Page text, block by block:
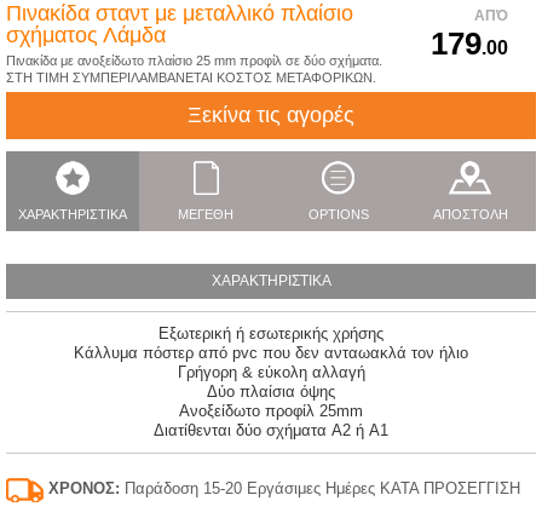
ΑΠΌ
179.00
Πινακίδα σταντ με μεταλλικό πλαίσιο
σχήματος Λάμδα
Πινακίδα με ανοξείδωτο πλαίσιο 25 mm προφίλ σε δύο σχήματα.
ΣΤΗ ΤΙΜΗ ΣΥΜΠΕΡΙΛΑΜΒΑΝΕΤΑΙ ΚΟΣΤΟΣ ΜΕΤΑΦΟΡΙΚΩΝ.
Ξεκίνα τις αγορές
ΧΑΡΑΚΤΗΡΙΣΤΙΚΑ ΜΕΓΕΘΗ OPTIONS ΑΠΟΣΤΟΛΗ
ΧΑΡΑΚΤΗΡΙΣΤΙΚΑ
Εξωτερική ή εσωτερικής χρήσης
Κάλλυμα πόστερ από pvc που δεν ανταωακλά τον ήλιο
Γρήγορη & εύκολη αλλαγή
Δύο πλαίσια όψης
Ανοξείδωτο προφίλ 25mm
Διατίθενται δύο σχήματα A2 ή A1
ΧΡΟΝΟΣ: Παράδοση 15-20 Εργάσιμες Ημέρες ΚΑΤΑ ΠΡΟΣΕΓΓΙΣΗ